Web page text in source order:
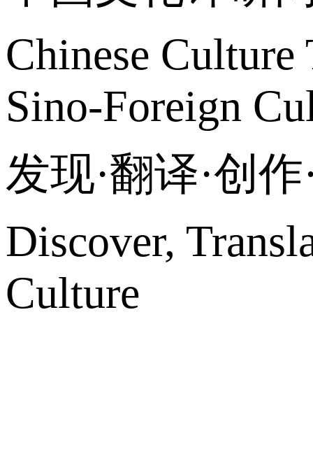
Chinese
Sino-Foreign
发现·翻译·创
Discover,
Culture